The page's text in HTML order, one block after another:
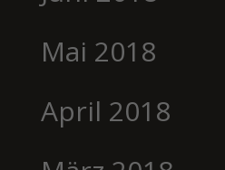
Mai 2018
April 2018